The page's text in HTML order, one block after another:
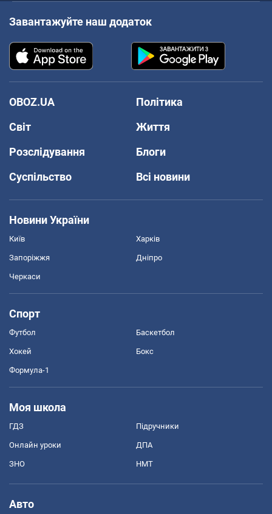
Завантажуйте наш додаток
OBOZ.UA
Політика
Світ
Життя
Розслідування
Блоги
Суспільство
Всі новини
Новини України
Київ Харків
Запоріжжя Дніпро
Черкаси
Спорт
Футбол Баскетбол
Хокей Бокс
Формула-1
Моя школа
ГДЗ Підручники
Онлайн уроки ДПА
ЗНО НМТ
Авто